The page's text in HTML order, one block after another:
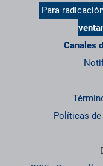
Para
Canales
Políticas